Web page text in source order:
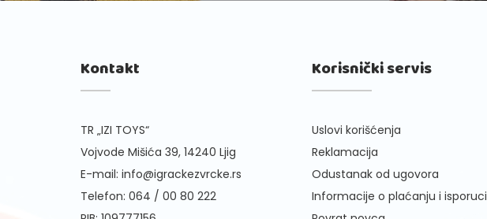
Kontakt
TR „IZI TOYS“
Vojvode Mišića 39, 14240 Ljig
E-mail: info@igrackezvrcke.rs
Telefon: 064 / 00 80 222
Korisnički servis
Uslovi korišćenja
Reklamacija
Odustanak od ugovora
Informacije o plaćanju i isporuci